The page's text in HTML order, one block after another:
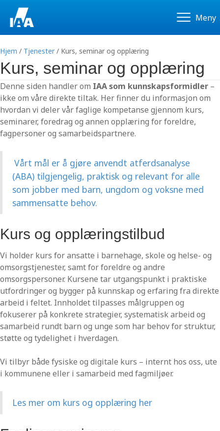
Meny
Hjem / Tjenester/ Kurs, seminar og opplæring
Kurs, seminar og opplæring
Denne siden handler om IAA som kunnskapsformidler –
ikke om våre direkte tiltak. Her finner du informasjon om
hvordan vi deler vår faglige kompetanse gjennom kurs,
seminarer, foredrag og annen opplæring for foreldre,
fagpersoner og samarbeidspartnere.
Vårt mål er å gjøre anvendt atferdsanalyse
(ABA) tilgjengelig, praktisk og relevant for alle
som jobber med barn, ungdom og voksne med
sammensatte behov.
Kurs og opplæringstilbud
Vi holder kurs for ansatte i barnehage, skole og helse- og
omsorgstjenester, samt for foreldre og andre
omsorgspersoner. Kursene tar utgangspunkt i praktiske
utfordringer og bygger på kunnskap og erfaring fra direkte
arbeid i feltet. Innholdet tilpasses målgruppen og
fokuserer på konkrete strategier, systematisk arbeid og
samarbeid rundt barn og unge som har behov for struktur,
støtte og tydelighet i hverdagen.
Vi tilbyr både fysiske og digitale kurs – internt hos oss, ute
i kommunene eller i samarbeid med fagmiljøer.
Les mer om kurs og opplæring her